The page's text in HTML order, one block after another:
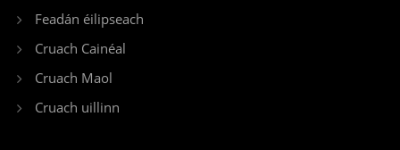
Feadán éilipseach
Cruach Cainéal
Cruach Maol
Cruach uillinn